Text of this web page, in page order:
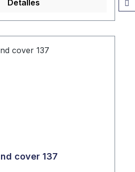
Detalles
cover 137